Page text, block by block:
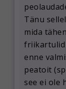
Tänu
mida
friikartulid
enne
peatoit
see ei ole